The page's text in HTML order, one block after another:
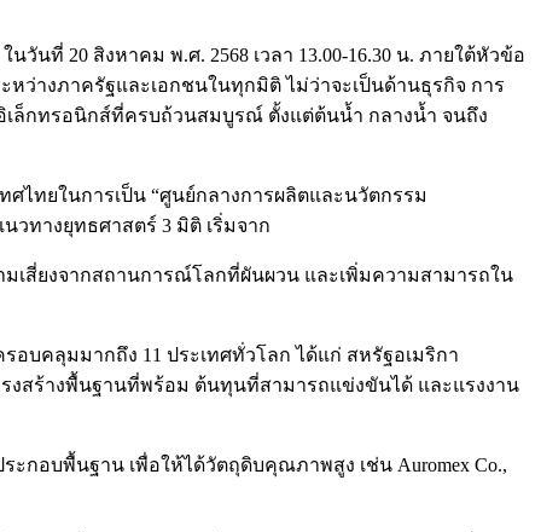
นที่ 20 สิงหาคม พ.ศ. 2568 เวลา 13.00-16.30 น. ภายใต้หัวข้อ
มือระหว่างภาครัฐและเอกชนในทุกมิติ ไม่ว่าจะเป็นด้านธุรกิจ การ
เล็กทรอนิกส์ที่ครบถ้วนสมบูรณ์ ตั้งแต่ต้นน้ำ กลางน้ำ จนถึง
ไทยในการเป็น “ศูนย์กลางการผลิตและนวัตกรรม
วทางยุทธศาสตร์ 3 มิติ เริ่มจาก
มเสี่ยงจากสถานการณ์โลกที่ผันผวน และเพิ่มความสามารถใน
อบคลุมมากถึง 11 ประเทศทั่วโลก ได้แก่ สหรัฐอเมริกา
รงสร้างพื้นฐานที่พร้อม ต้นทุนที่สามารถแข่งขันได้ และแรงงาน
กอบพื้นฐาน เพื่อให้ได้วัตถุดิบคุณภาพสูง เช่น Auromex Co.,